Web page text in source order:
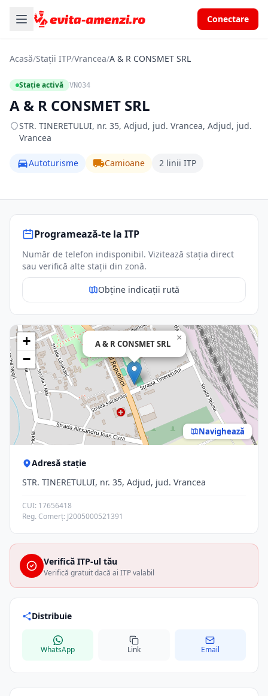
Conectare
Acasă/Stații ITP/Vrancea/A & R CONSMET SRL
Stație activă VN034
A & R CONSMET SRL
STR. TINERETULUI, nr. 35, Adjud, jud. Vrancea, Adjud, jud.
Vrancea
Autoturisme Camioane 2 linii ITP
Programează-te la ITP
Număr de telefon indisponibil. Vizitează stația direct
sau verifică alte stații din zonă.
Obține indicații rută
A & R CONSMET SRL
×
+
−
Navighează
Adresă stație
STR. TINERETULUI, nr. 35, Adjud, jud. Vrancea
CUI: 17656418
Reg. Comerț: J2005000521391
Verifică ITP-ul tău
Verifică gratuit dacă ai ITP valabil
Distribuie
WhatsApp Link Email